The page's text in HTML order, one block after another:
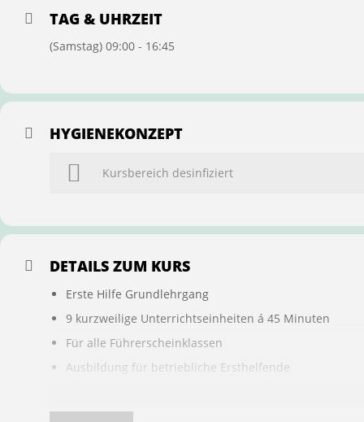
TAG & UHRZEIT
(Samstag) 09:00 - 16:45
HYGIENEKONZEPT
Kursbereich desinfiziert
DETAILS ZUM KURS
Erste Hilfe Grundlehrgang
9 kurzweilige Unterrichtseinheiten á 45 Minuten
Für alle Führerscheinklassen
Ausbildung für betriebliche Ersthelfende